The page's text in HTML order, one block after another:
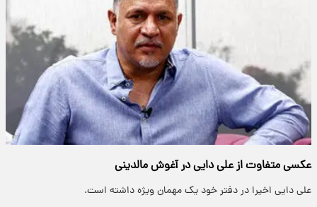
عکسی متفاوت از علی دایی در آغوش مالدینی
علی دایی اخیرا در دفتر خود یک مهمان ویژه داشته است.